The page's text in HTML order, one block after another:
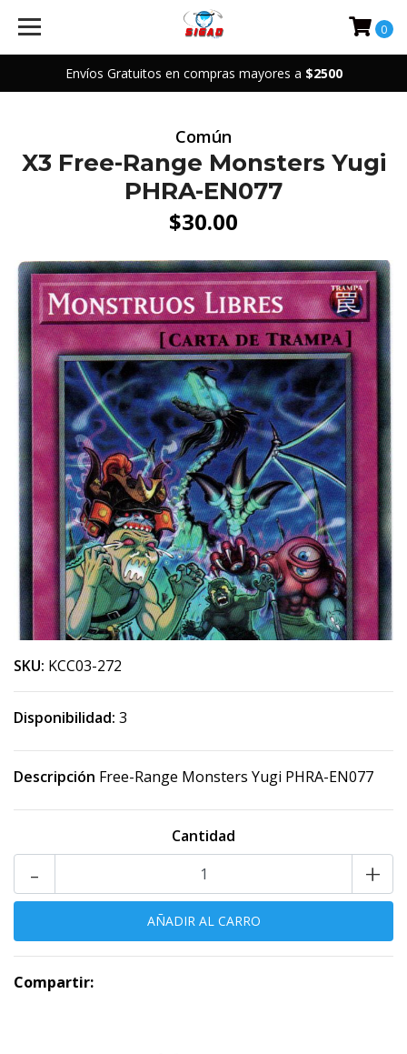
Envíos Gratuitos en compras mayores a $2500
0
Común
X3 Free-Range Monsters Yugi
PHRA-EN077
$30.00
SKU: KCC03-272
Disponibilidad: 3
Descripción Free-Range Monsters Yugi PHRA-EN077
Cantidad
+
-
Compartir: